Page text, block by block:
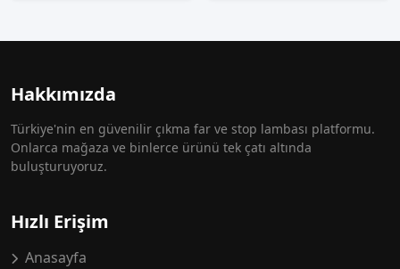
Hakkımızda
Türkiye'nin en güvenilir çıkma far ve stop lambası platformu.
Onlarca mağaza ve binlerce ürünü tek çatı altında
buluşturuyoruz.
Hızlı Erişim
Anasayfa